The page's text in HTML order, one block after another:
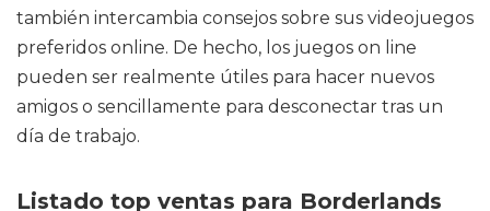
también intercambia consejos sobre sus videojuegos
preferidos online. De hecho, los juegos on line
pueden ser realmente útiles para hacer nuevos
amigos o sencillamente para desconectar tras un
día de trabajo.
Listado top ventas para Borderlands